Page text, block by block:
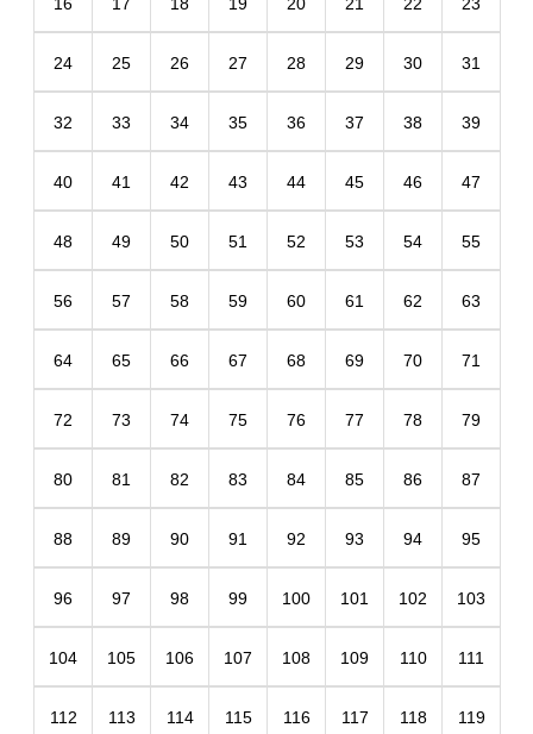
24 25 26 27 28 29 30 31
32 33 34 35 36 37 38 39
40 41 42 43 44 45 46 47
48 49 50 51 52 53 54 55
56 57 58 59 60 61 62 63
64 65 66 67 68 69 70 71
72 73 74 75 76 77 78 79
80 81 82 83 84 85 86 87
88 89 90 91 92 93 94 95
96 97 98 99 100 101 102 103
104 105 106 107 108 109 110 111
112 113 114 115 116 117 118 119